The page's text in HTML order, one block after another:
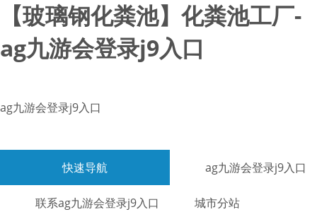
【玻璃钢化粪池】化粪池工厂-
ag九游会登录j9入口
ag九游会登录j9入口
快速导航 ag九游会登录j9入口
联系ag九游会登录j9入口 城市分站